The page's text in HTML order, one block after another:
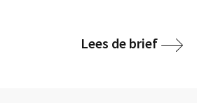
Lees de brief